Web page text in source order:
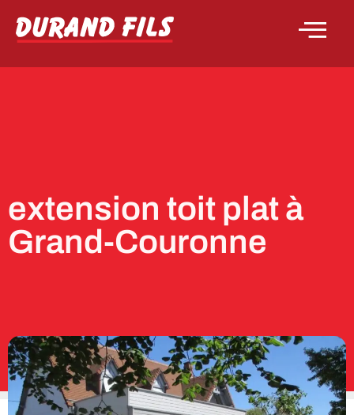
extension toit plat à
Grand-Couronne